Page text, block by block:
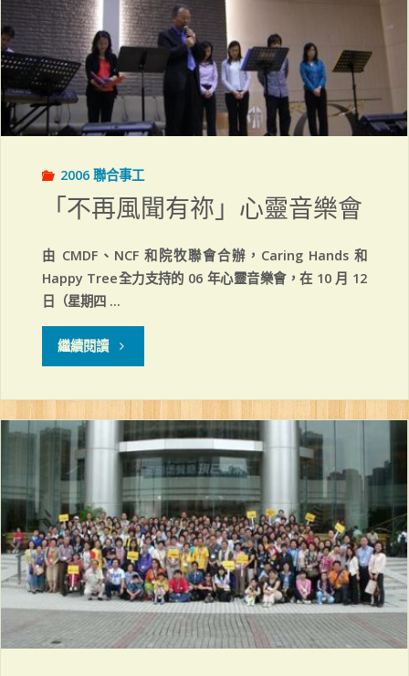
伴．
行"
2006 聯合事工
「不再風聞有祢」心靈音樂會
由 CMDF、NCF 和院牧聯會合辦，Caring Hands 和
Happy Tree全力支持的 06 年心靈音樂會，在 10 月 12
日（星期四 …
繼續閱讀"「不
風
聞
祢」
心
靈